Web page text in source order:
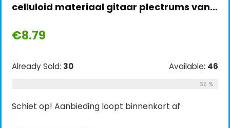
celluloid materiaal gitaar plectrums van…
€8.79
Already Sold: 30 Available: 46
65 %
Schiet op! Aanbieding loopt binnenkort af